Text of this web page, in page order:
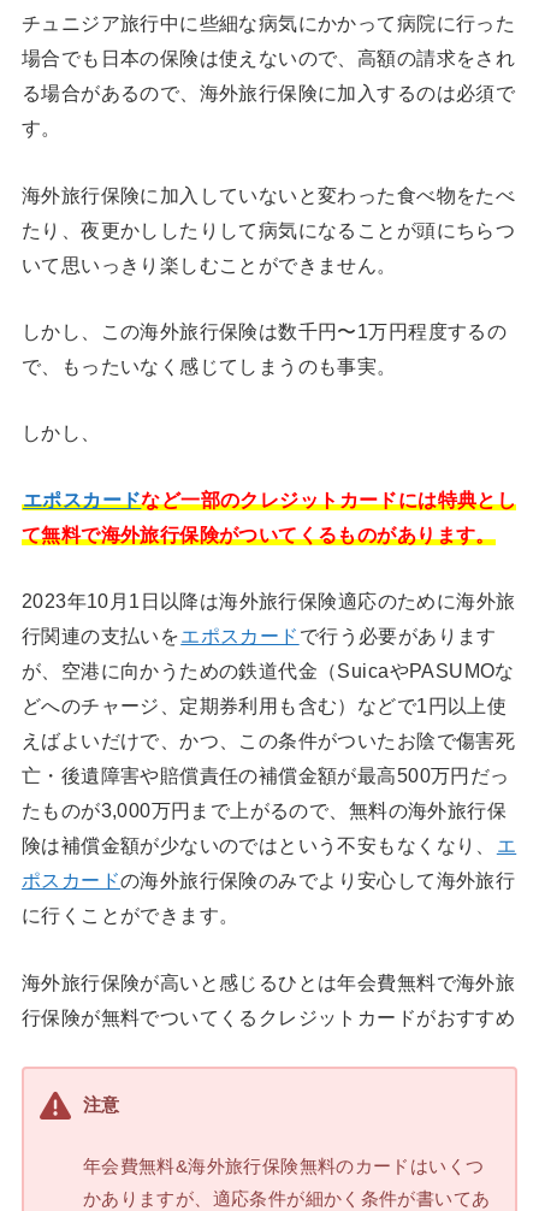
チュニジア旅行中に些細な病気にかかって病院に行った
場合でも日本の保険は使えないので、高額の請求をされ
る場合があるので、海外旅行保険に加入するのは必須で
す。
海外旅行保険に加入していないと変わった食べ物をたべ
たり、夜更かししたりして病気になることが頭にちらつ
いて思いっきり楽しむことができません。
しかし、この海外旅行保険は数千円〜1万円程度するの
で、もったいなく感じてしまうのも事実。
しかし、
エポスカードなど一部のクレジットカードには特典とし
て無料で海外旅行保険がついてくるものがあります。
2023年10月1日以降は海外旅行保険適応のために海外旅
行関連の支払いをエポスカード で行う必要があります
が、空港に向かうための鉄道代金（SuicaやPASUMOな
どへのチャージ、定期券利用も含む）などで1円以上使
えばよいだけで、かつ、この条件がついたお陰で傷害死
亡・後遺障害や賠償責任の補償金額が最高500万円だっ
たものが3,000万円まで上がるので、無料の海外旅行保
険は補償金額が少ないのではという不安もなくなり、
エ
ポスカードの海外旅行保険のみでより安心して海外旅行
に行くことができます。
海外旅行保険が高いと感じるひとは年会費無料で海外旅
行保険が無料でついてくるクレジットカードがおすすめ
注意
年会費無料&海外旅行保険無料のカードはいくつ
かありますが、適応条件が細かく条件が書いてあ